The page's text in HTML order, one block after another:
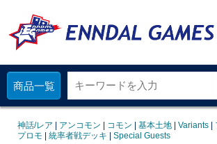
商品一覧
神話/レア アンコモン コモン 基本土地 Variants
プロモ
統率者戦デッキ Special Guests